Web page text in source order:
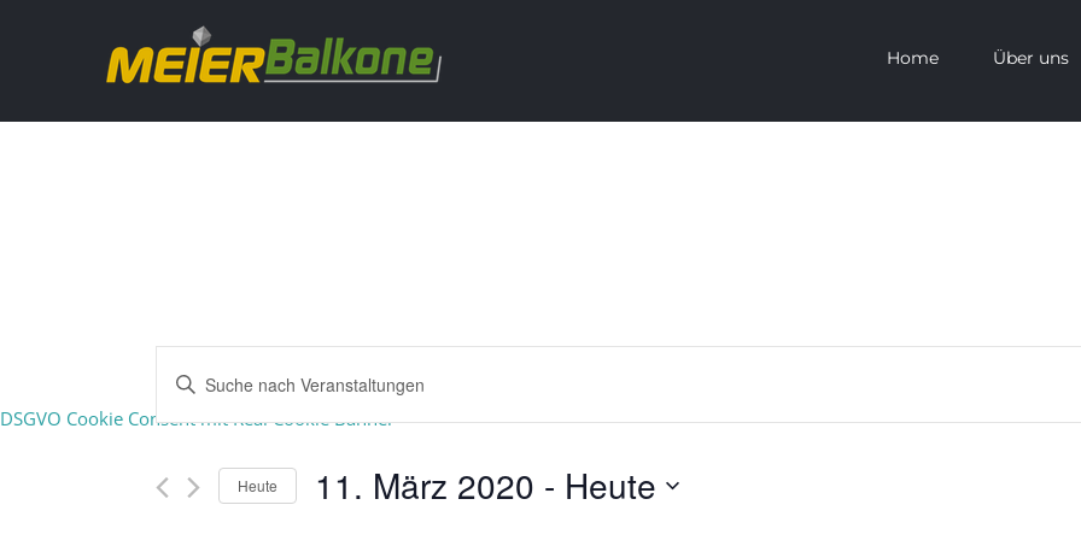
Home Über uns
Veranstaltungen
Suche
Bitte
Schlüsselwort
eingeben.
Suche
Heute 11. März 2020 - Heute
DSGVO Cookie Consent mit Real Cookie Banner